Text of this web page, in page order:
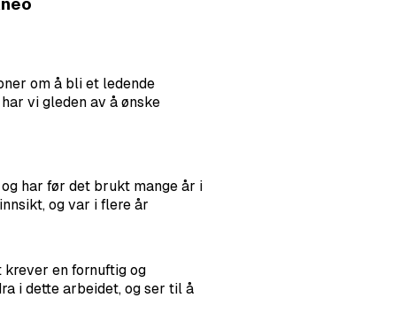
om å bli et ledende
vi gleden av å ønske
har før det brukt mange år i
og var i flere år
krever en fornuftig og
i dette arbeidet, og ser til å